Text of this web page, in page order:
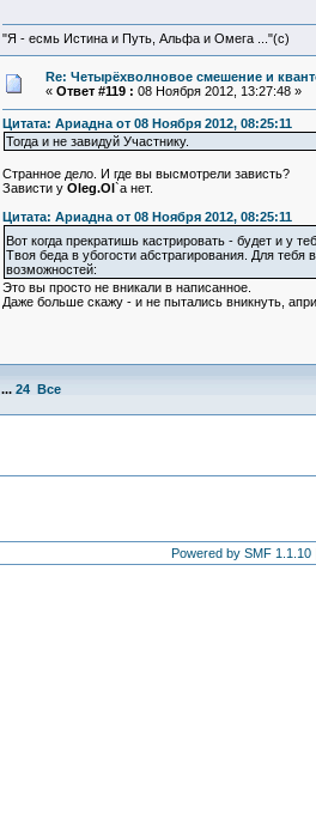
"Я - есмь Истина и Путь, Альфа и Омега ..."(с)
Re: Четырёхволновое смешение и
« Ответ #119 : 08 Ноября 2012, 13:27:48 »
Цитата: Ариадна от 08 Ноября 2012, 08:25:11
Тогда и не завидуй Участнику.
Странное дело. И где вы высмотрели зависть?
Зависти у Oleg.Ol `а нет.
Цитата: Ариадна от 08 Ноября 2012, 08:25:11
Вот когда прекратишь кастрировать - будет и у
Твоя беда в убогости абстрагирования. Для
возможностей:
Это вы просто не вникали в написанное.
Даже больше скажу - и не пытались вникнуть,
... 24 Все
Powered by SMF 1.1.10